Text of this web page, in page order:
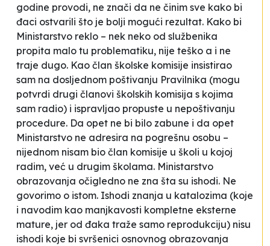
godine provodi, ne znači da ne činim sve kako bi
đaci ostvarili što je bolji mogući rezultat. Kako bi
Ministarstvo reklo – nek neko od službenika
propita malo tu problematiku, nije teško a i ne
traje dugo. Kao član školske komisije insistirao
sam na dosljednom poštivanju Pravilnika (mogu
potvrdi drugi članovi školskih komisija s kojima
sam radio) i ispravljao propuste u nepoštivanju
procedure. Da opet ne bi bilo zabune i da opet
Ministarstvo ne adresira na pogrešnu osobu –
nijednom nisam bio član komisije u školi u kojoj
radim, već u drugim školama. Ministarstvo
obrazovanja očigledno ne zna šta su ishodi. Ne
govorimo o istom. Ishodi znanja u katalozima (koje
i navodim kao manjkavosti kompletne eksterne
mature, jer od đaka traže samo reprodukciju) nisu
ishodi koje bi svršenici osnovnog obrazovanja